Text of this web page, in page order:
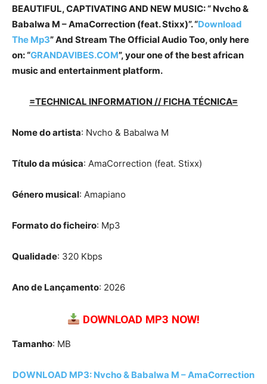
BEAUTIFUL, CAPTIVATING AND NEW MUSIC: “ Nvcho &
Babalwa M – AmaCorrection (feat. Stixx)”. “Download
The Mp3”And Stream The Official Audio Too, only here
on: “GRANDAVIBES.COM”, your one of the best african
music and entertainment platform.
=TECHNICAL INFORMATION // FICHA TÉCNICA=
Nome do artista: Nvcho & Babalwa M
Título da música: AmaCorrection (feat. Stixx)
Género musical: Amapiano
Formato do ficheiro: Mp3
Qualidade: 320 Kbps
Ano de Lançamento: 2026
DOWNLOAD MP3 NOW!
Tamanho: MB
DOWNLOAD MP3: Nvcho & Babalwa M – AmaCorrection